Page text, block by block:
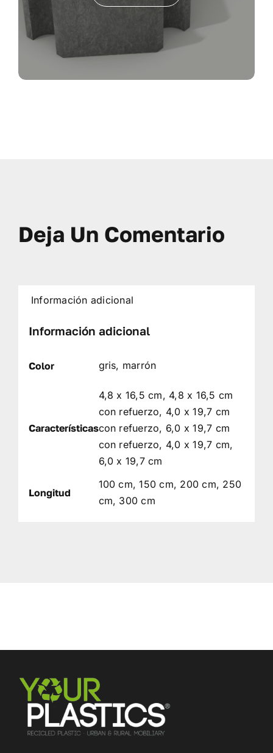
Deja Un Comentario
Información adicional
Información adicional
Color gris, marrón
Características
4,8 x 16,5 cm, 4,8 x 16,5 cm
con refuerzo, 4,0 x 19,7 cm
con refuerzo, 6,0 x 19,7 cm
con refuerzo, 4,0 x 19,7 cm,
6,0 x 19,7 cm
Longitud
100 cm, 150 cm, 200 cm, 250
cm, 300 cm